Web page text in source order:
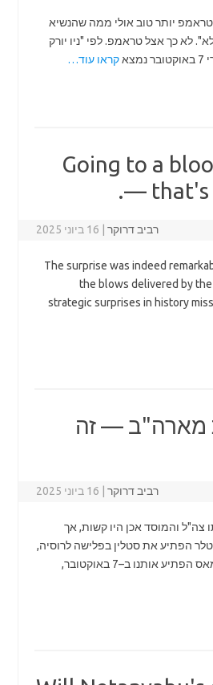
יותר טוב אולי ממה שהנשיא
לא כך אצל טראמפ. לפי "ניו יורק
קראו עוד…
Going to a
— that's
רביב דרוקר 16 ביוני 2025
The surprise was indeed
the blows delivered by
strategic surprises in history
מארה"ב — זה
רביב דרוקר 16 ביוני 2025
והמוסד אכן היו קשות, אך
הפתיע את סטלין בפלישה לרוסיה,
והצטער. יפן הפתיעה את ארצות הברית בפרל הרבור, זוכרים איך זה נגמר. חמאס הפתיע אותנו ב–7 באוקטובר,